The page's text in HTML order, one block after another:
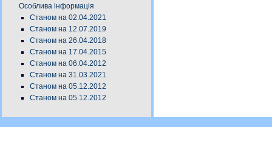
Особлива інформація
Станом на 02.04.2021
Станом на 12.07.2019
Станом на 26.04.2018
Станом на 17.04.2015
Станом на 06.04.2012
Станом на 31.03.2021
Станом на 05.12.2012
Станом на 05.12.2012